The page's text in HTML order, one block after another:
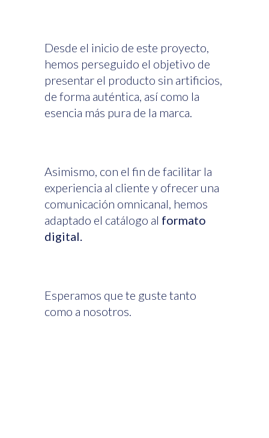
Desde el inicio de este proyecto,
hemos perseguido el objetivo de
presentar el producto sin artificios,
de forma auténtica, así como la
esencia más pura de la marca.
Asimismo, con el fin de facilitar la
experiencia al cliente y ofrecer una
comunicación omnicanal, hemos
adaptado el catálogo al formato
digital.
Esperamos que te guste tanto
como a nosotros.